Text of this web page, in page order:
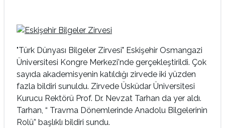
"Türk Dünyası Bilgeler Zirvesi" Eskişehir Osmangazi
Üniversitesi Kongre Merkezi'nde gerçekleştirildi. Çok
sayıda akademisyenin katıldığı zirvede iki yüzden
fazla bildiri sunuldu. Zirvede Üsküdar Üniversitesi
Kurucu Rektörü Prof. Dr. Nevzat Tarhan da yer aldı.
Tarhan, “ Travma Dönemlerinde Anadolu Bilgelerinin
Rolü” başlıklı bildiri sundu.